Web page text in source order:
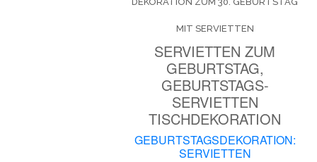
MIT SERVIETTEN
SERVIETTEN ZUM
GEBURTSTAG,
GEBURTSTAGS-
SERVIETTEN
TISCHDEKORATION
GEBURTSTAGSDEKORATION:
SERVIETTEN